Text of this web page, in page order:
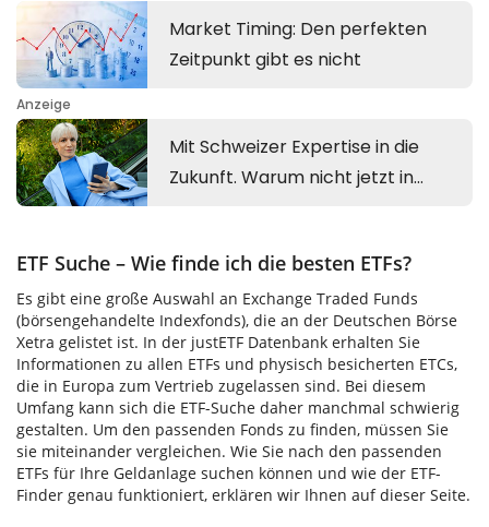
ETF Suche – Wie finde ich die besten ETFs?
Es gibt eine große Auswahl an Exchange Traded Funds
(börsengehandelte Indexfonds), die an der Deutschen Börse
Xetra gelistet ist. In der justETF Datenbank erhalten Sie
Informationen zu allen ETFs und physisch besicherten ETCs,
die in Europa zum Vertrieb zugelassen sind. Bei diesem
Umfang kann sich die ETF-Suche daher manchmal schwierig
gestalten. Um den passenden Fonds zu finden, müssen Sie
sie miteinander vergleichen. Wie Sie nach den passenden
ETFs für Ihre Geldanlage suchen können und wie der ETF-
Finder genau funktioniert, erklären wir Ihnen auf dieser Seite.